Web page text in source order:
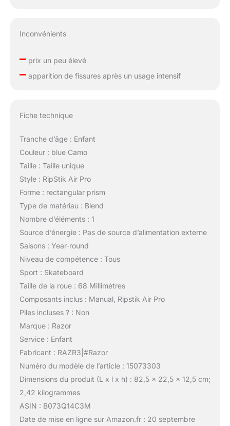
Inconvénients
–prix un peu élevé
–apparition de fissures après un usage intensif
Fiche technique
Tranche d’âge : Enfant
Couleur : blue Camo
Taille : Taille unique
Style : RipStik Air Pro
Forme : rectangular prism
Type de matériau : Blend
Nombre d’éléments : 1
Source d’énergie : Pas de source d’alimentation externe
Saisons : Year-round
Niveau de compétence : Tous
Sport : Skateboard
Taille de la roue : 68 Millimètres
Composants inclus : Manual, Ripstik Air Pro
Piles incluses ? : Non
Marque : Razor
Service : Enfant
Fabricant : RAZR3|#Razor
Numéro du modèle de l’article : 15073303
Dimensions du produit (L x l x h) : 82,5 x 22,5 x 12,5 cm;
2,42 kilogrammes
ASIN : B073Q14C3M
Date de mise en ligne sur Amazon.fr : 20 septembre